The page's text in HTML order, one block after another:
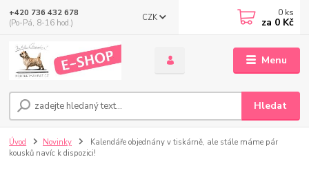
Menu
CZK
Hledat
+420 736 432 678
(Po-Pá, 8-16 hod.)
0 ks
za 0 Kč
Úvod Novinky
Kalendáře objednány v tiskárně, ale stále máme pár
kousků navíc k dispozici!